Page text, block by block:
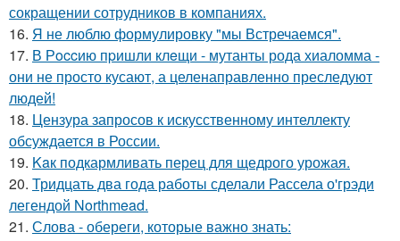
сокращении сотрудников в компаниях.
16. Я не люблю формулировку "мы Встречаемся".
17. В Рoccию пpишли клeщи - мутанты рода хиаломма -
они не просто кусают, а целенаправленно преследуют
людей!
18. Цензура запросов к искусственному интеллекту
обсуждается в России.
19. Kaк подкармливать перец для щедрого урожая.
20. Тридцать два года работы сделали Рассела о'грэди
легендой Northmead.
21. Слова - обереги, которые важно знать: